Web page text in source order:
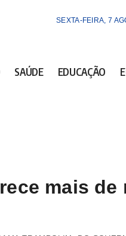
SEXTA-FEIRA, 7
SAÚDE EDUCAÇÃO
mais de